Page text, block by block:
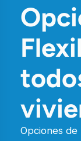
Opciones